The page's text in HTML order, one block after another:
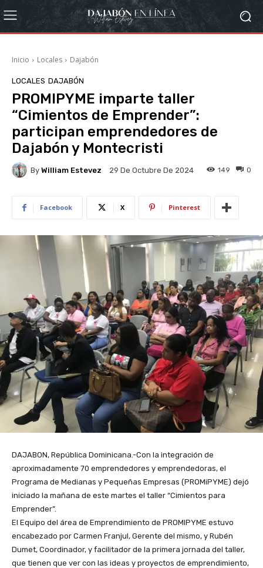
Inicio Locales Dajabón
LOCALES DAJABÓN
PROMIPYME imparte taller
“Cimientos de Emprender”:
participan emprendedores de
Dajabón y Montecristi
By William Estevez 29 De Octubre De 2024 0
149
Facebook X Pinterest
DAJABON, República Dominicana.-Con la integración de
aproximadamente 70 emprendedores y emprendedoras, el
Programa de Medianas y Pequeñas Empresas (PROMiPYME) dejó
iniciado la mañana de este martes el taller “Cimientos para
Emprender”.
El Equipo del área de Emprendimiento de PROMIPYME estuvo
encabezado por Carmen Franjul, Gerente del mismo, y Rubén
Dumet, Coordinador, y facilitador de la primera jornada del taller,
que tienen que ver con las ideas y proyectos de emprendimiento,